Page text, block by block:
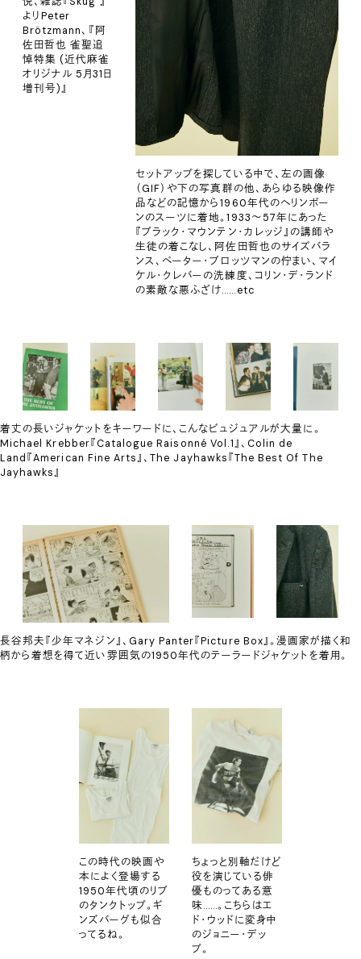
よりPeter
Brötzmann、『阿
佐田哲也 雀聖追
悼特集 (近代麻雀
オリジナル 5月31日
増刊号)』
セットアップを探している中で、左の画像
（GIF）や下の写真群の他、あらゆる映像作
品などの記憶から1960年代のヘリンボー
ンのスーツに着地。1933〜57年にあった
『ブラック・マウンテン・カレッジ』の講師や
生徒の着こなし、阿佐田哲也のサイズバラ
ンス、ペーター・ブロッツマンの佇まい、マイ
ケル・クレバーの洗練度、コリン・デ・ランド
の素敵な悪ふざけ……etc
着丈の長いジャケットをキーワードに、こんなビュジュアルが大量に。
Michael Krebber『Catalogue Raisonné Vol.1』、Colin de
Land『American Fine Arts』、The Jayhawks『The Best Of The
Jayhawks』
長谷邦夫『少年マネジン』、Gary Panter『Picture Box』。漫画家が描く和
柄から着想を得て近い雰囲気の1950年代のテーラードジャケットを着用。
この時代の映画や
本によく登場する
1950年代頃のリブ
のタンクトップ。ギ
ンズバーグも似合
ってるね。
ちょっと別軸だけど
役を演じている俳
優ものってある意
味……。こちらはエ
ド・ウッドに変身中
のジョニー・デッ
プ。